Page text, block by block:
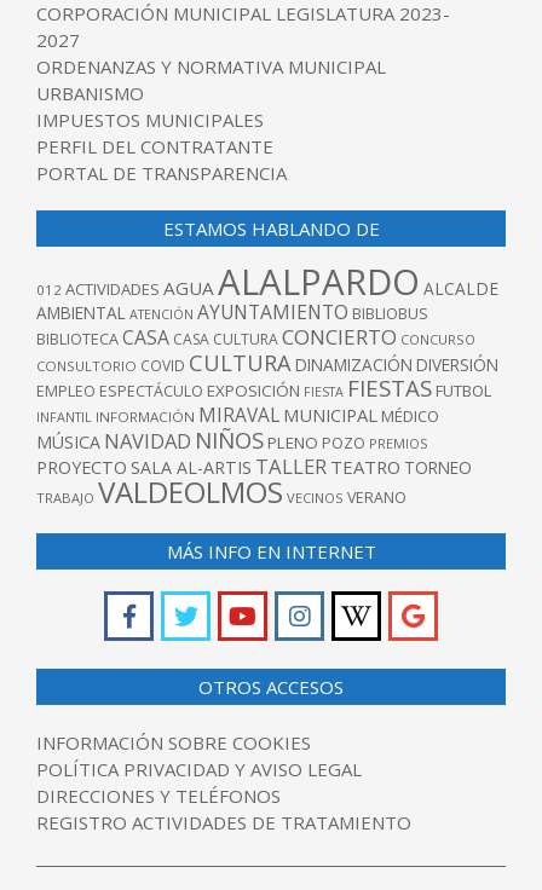
CORPORACIÓN MUNICIPAL LEGISLATURA 2023-
2027
ORDENANZAS Y NORMATIVA MUNICIPAL
URBANISMO
IMPUESTOS MUNICIPALES
PERFIL DEL CONTRATANTE
PORTAL DE TRANSPARENCIA
ESTAMOS HABLANDO DE
012 ACTIVIDADES AGUAALALPARDO ALCALDE
AMBIENTAL ATENCIÓN AYUNTAMIENTO BIBLIOBUS
BIBLIOTECACASA CASA CULTURACONCIERTO CONCURSO
CONSULTORIO COVID CULTURA DINAMIZACIÓN DIVERSIÓN
EMPLEO ESPECTÁCULO EXPOSICIÓN FIESTA FIESTAS FUTBOL
INFANTIL INFORMACIÓN MIRAVAL MUNICIPAL MÉDICO
MÚSICA NAVIDAD NIÑOS PLENO POZO PREMIOS
PROYECTO SALA AL-ARTIS TALLER TEATRO TORNEO
TRABAJO VALDEOLMOS VECINOS VERANO
MÁS INFO EN INTERNET
OTROS ACCESOS
INFORMACIÓN SOBRE COOKIES
POLÍTICA PRIVACIDAD Y AVISO LEGAL
DIRECCIONES Y TELÉFONOS
REGISTRO ACTIVIDADES DE TRATAMIENTO